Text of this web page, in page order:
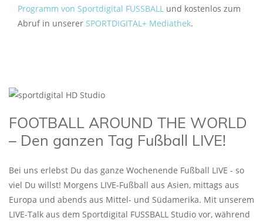
Programm von Sportdigital FUSSBALL und kostenlos zum
Abruf in unserer SPORTDIGITAL+ Mediathek.
FOOTBALL AROUND THE WORLD
– Den ganzen Tag Fußball LIVE!
Bei uns erlebst Du das ganze Wochenende Fußball LIVE - so
viel Du willst! Morgens LIVE-Fußball aus Asien, mittags aus
Europa und abends aus Mittel- und Südamerika. Mit unserem
LIVE-Talk aus dem Sportdigital FUSSBALL Studio vor, während